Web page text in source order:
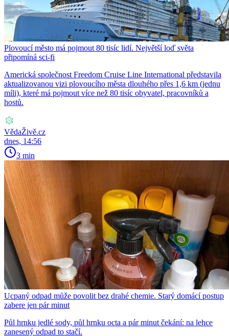
Plovoucí město má pojmout 80 tisíc lidí. Největší loď světa
připomíná sci-fi
Americká společnost Freedom Cruise Line International představila
aktualizovanou vizi plovoucího města dlouhého přes 1,6 km (jednu
míli), které má pojmout více než 80 tisíc obyvatel, pracovníků a
hostů.
VědaŽivě.cz
dnes, 14:56
3 min
Ucpaný odpad může povolit bez drahé chemie. Starý domácí postup
zabere jen pár minut
Půl hrnku jedlé sody, půl hrnku octa a pár minut čekání: na lehce
zanesený odpad to stačí.